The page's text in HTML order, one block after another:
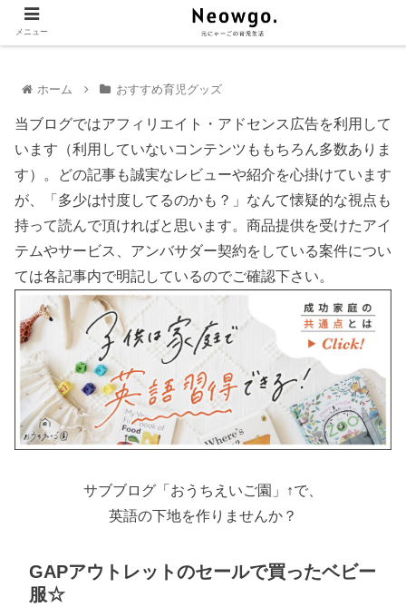
ホーム おすすめ育児グッズ
当ブログではアフィリエイト・アドセンス広告を利用して
います（利用していないコンテンツももちろん多数ありま
す）。どの記事も誠実なレビューや紹介を心掛けています
が、「多少は忖度してるのかも？」なんて懐疑的な視点も
持って読んで頂ければと思います。商品提供を受けたアイ
テムやサービス、アンバサダー契約をしている案件につい
ては各記事内で明記しているのでご確認下さい。
サブブログ「おうちえいご園」↑で、
英語の下地を作りませんか？
GAPアウトレットのセールで買ったベビー
服☆
メニュー